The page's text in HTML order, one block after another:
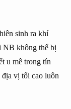
sinh ra khí
NB không thể bị
u mê trong tín
vị tối cao luôn